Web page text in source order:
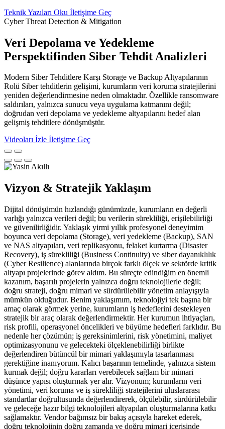
Teknik Yazıları Oku İletişime Geç
Cyber Threat Detection & Mitigation
Veri Depolama ve Yedekleme
Perspektifinden Siber Tehdit Analizleri
Modern Siber Tehditlere Karşı Storage ve Backup Altyapılarının
Rolü Siber tehditlerin gelişimi, kurumların veri koruma stratejilerini
yeniden değerlendirmesine neden olmaktadır. Özellikle ransomware
saldırıları, yalnızca sunucu veya uygulama katmanını değil;
doğrudan veri depolama ve yedekleme altyapılarını hedef alan
gelişmiş tehditlere dönüşmüştür.
Videoları İzle İletişime Geç
Vizyon & Stratejik Yaklaşım
Dijital dönüşümün hızlandığı günümüzde, kurumların en değerli
varlığı yalnızca verileri değil; bu verilerin sürekliliği, erişilebilirliği
ve güvenilirliğidir. Yaklaşık yirmi yıllık profesyonel deneyimim
boyunca veri depolama (Storage), veri yedekleme (Backup), SAN
ve NAS altyapıları, veri replikasyonu, felaket kurtarma (Disaster
Recovery), iş sürekliliği (Business Continuity) ve siber dayanıklılık
(Cyber Resilience) alanlarında birçok farklı ölçek ve sektörde kritik
altyapı projelerinde görev aldım. Bu süreçte edindiğim en önemli
kazanım, başarılı projelerin yalnızca doğru teknolojilerle değil;
doğru strateji, doğru mimari ve sürdürülebilir yönetim anlayışıyla
mümkün olduğudur. Benim yaklaşımım, teknolojiyi tek başına bir
amaç olarak görmek yerine, kurumların iş hedeflerini destekleyen
stratejik bir araç olarak değerlendirmektir. Her kurumun ihtiyaçları,
risk profili, operasyonel öncelikleri ve büyüme hedefleri farklıdır. Bu
nedenle her çözümün; iş gereksinimlerini, risk yönetimini, maliyet
optimizasyonunu ve gelecekteki ölçeklenebilirliği birlikte
değerlendiren bütüncül bir mimari yaklaşımıyla tasarlanması
gerektiğine inanıyorum. Kalıcı başarının temelinde, yalnızca sistem
kurmak değil; doğru kararları verebilecek sağlam bir mimari
düşünce yapısı oluşturmak yer alır. Vizyonum; kurumların veri
yönetimi, veri koruma ve iş sürekliliği stratejilerini uluslararası
standartlar doğrultusunda değerlendirerek, ölçülebilir, sürdürülebilir
ve geleceğe hazır bilgi teknolojileri altyapıları oluşturmalarına katkı
sağlamaktır. Vendor bağımsız bir bakış açısıyla hareket ederek,
doğru teknolojinin doğru zamanda ve doğru mimari içerisinde